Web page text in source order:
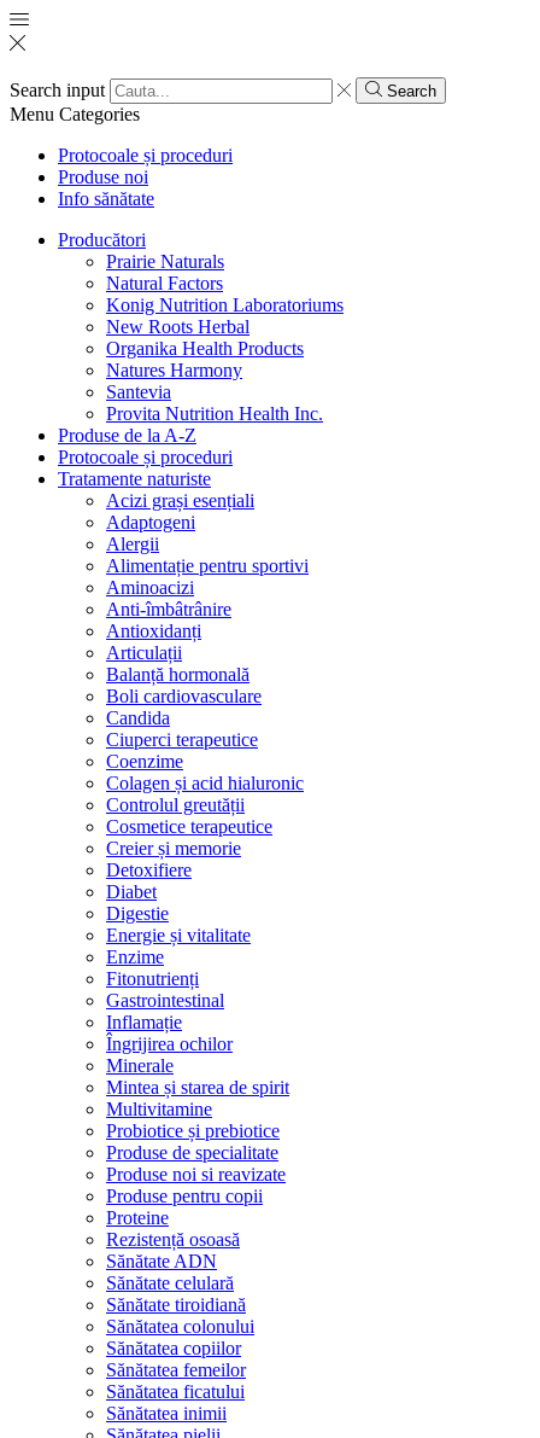
Search input Search
Menu Categories
Protocoale și proceduri
Produse noi
Info sănătate
Producători
Prairie Naturals
Natural Factors
Konig Nutrition Laboratoriums
New Roots Herbal
Organika Health Products
Natures Harmony
Santevia
Provita Nutrition Health Inc.
Produse de la A-Z
Protocoale și proceduri
Tratamente naturiste
Acizi grași esențiali
Adaptogeni
Alergii
Alimentație pentru sportivi
Aminoacizi
Anti-îmbâtrânire
Antioxidanți
Articulații
Balanță hormonală
Boli cardiovasculare
Candida
Ciuperci terapeutice
Coenzime
Colagen și acid hialuronic
Controlul greutății
Cosmetice terapeutice
Creier și memorie
Detoxifiere
Diabet
Digestie
Energie și vitalitate
Enzime
Fitonutrienți
Gastrointestinal
Inflamație
Îngrijirea ochilor
Minerale
Mintea și starea de spirit
Multivitamine
Probiotice și prebiotice
Produse de specialitate
Produse noi si reavizate
Produse pentru copii
Proteine
Rezistență osoasă
Sănătate ADN
Sănătate celulară
Sănătate tiroidiană
Sănătatea colonului
Sănătatea copiilor
Sănătatea femeilor
Sănătatea ficatului
Sănătatea inimii